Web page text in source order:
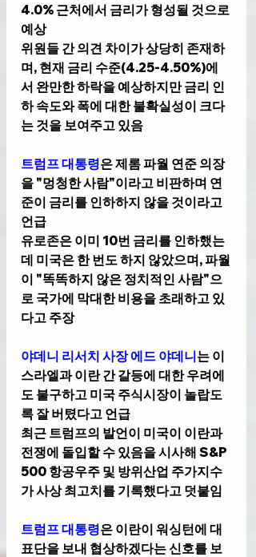
4.0% 근처에서 금리가 형성될 것으로
예상
위원들 간 의견 차이가 상당히 존재하
며, 현재 금리 수준(4.25-4.50%)에
서 완만한 하락을 예상하지만 금리 인
하 속도와 폭에 대한 불확실성이 크다
는 것을 보여주고 있음
트럼프 대통령은 제롬 파월 연준 의장
을 "멍청한 사람"이라고 비판하며 연
준이 금리를 인하하지 않을 것이라고
언급
유로존은 이미 10번 금리를 인하했는
데 미국은 한 번도 하지 않았으며, 파월
이 "똑똑하지 않은 정치적인 사람"으
로 국가에 막대한 비용을 초래하고 있
다고 주장
야데니 리서치 사장 에드 야데니는 이
스라엘과 이란 간 갈등에 대한 우려에
도 불구하고 미국 주식시장이 놀랍도
록 잘 버텼다고 언급
최근 트럼프의 발언이 미국이 이란과
전쟁에 돌입할 수 있음을 시사해 S&P
500 항공우주 및 방위산업 주가지수
가 사상 최고치를 기록했다고 덧붙임
트럼프 대통령은 이란이 워싱턴에 대
표단을 보내 협상하겠다는 신호를 보